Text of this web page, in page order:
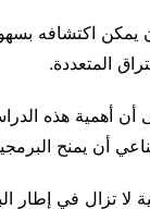
يمكن اكتشافه
المتعددة.
أهمية هذه
أن يمنح
لا تزال في